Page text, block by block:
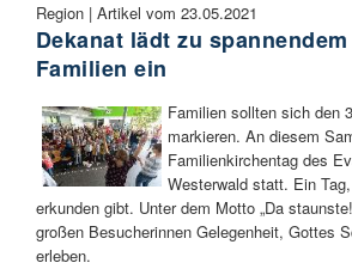
Region | Artikel vom 23.05.2021
Dekanat lädt zu
Familien ein
Familien sollten sich den
markieren. An diesem
Familienkirchentag des
Westerwald statt. Ein
erkunden gibt. Unter dem Motto „Da
großen Besucherinnen Gelegenheit, Gottes
erleben.